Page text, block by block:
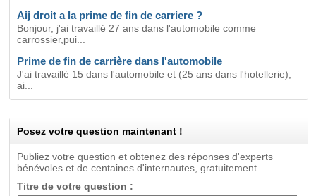
Aij droit a la prime de fin de carriere ?
Bonjour, j'ai travaillé 27 ans dans l'automobile comme
carrossier,pui...
Prime de fin de carrière dans l'automobile
J'ai travaillé 15 dans l'automobile et (25 ans dans l'hotellerie),
ai...
Posez votre question maintenant !
Publiez votre question et obtenez des réponses d'experts
bénévoles et de centaines d'internautes, gratuitement.
Titre de votre question :